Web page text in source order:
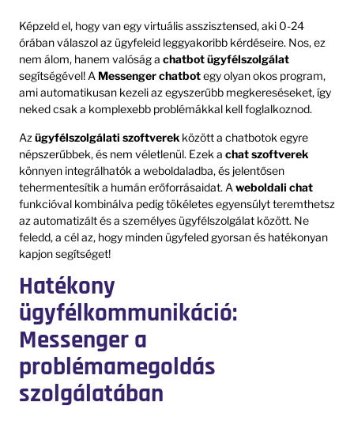
Képzeld el, hogy van egy virtuális asszisztensed, aki 0-24
órában válaszol az ügyfeleid leggyakoribb kérdéseire. Nos, ez
nem álom, hanem valóság a chatbot ügyfélszolgálat
segítségével! A Messenger chatbotegy olyan okos program,
ami automatikusan kezeli az egyszerűbb megkereséseket, így
neked csak a komplexebb problémákkal kell foglalkoznod.
Az ügyfélszolgálati szoftverek között a chatbotok egyre
népszerűbbek, és nem véletlenül. Ezek a chat szoftverek
könnyen integrálhatók a weboldaladba, és jelentősen
tehermentesítik a humán erőforrásaidat. Aweboldali chat
funkcióval kombinálva pedig tökéletes egyensúlyt teremthetsz
az automatizált és a személyes ügyfélszolgálat között. Ne
feledd, a cél az, hogy minden ügyfeled gyorsan és hatékonyan
kapjon segítséget!
Hatékony
ügyfélkommunikáció:
Messenger a
problémamegoldás
szolgálatában